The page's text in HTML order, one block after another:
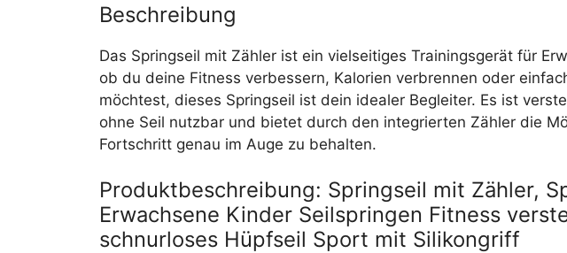
Beschreibung
Das Springseil mit Zähler ist ein vielseitiges Trainingsgerät für
ob du deine Fitness verbessern, Kalorien verbrennen oder
möchtest, dieses Springseil ist dein idealer Begleiter. Es ist
ohne Seil nutzbar und bietet durch den integrierten Zähler die
Fortschritt genau im Auge zu behalten.
Produktbeschreibung: Springseil mit Zähler,
Erwachsene Kinder Seilspringen Fitness
schnurloses Hüpfseil Sport mit Silikongriff